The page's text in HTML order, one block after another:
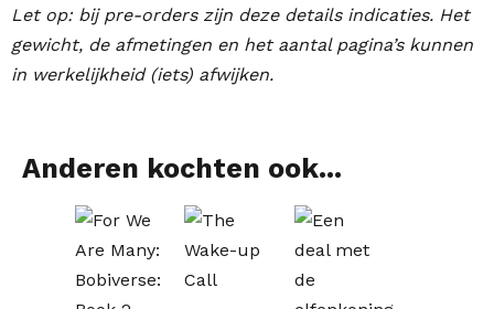
Let op: bij pre-orders zijn deze details indicaties. Het
gewicht, de afmetingen en het aantal pagina’s kunnen
in werkelijkheid (iets) afwijken.
Anderen kochten ook...